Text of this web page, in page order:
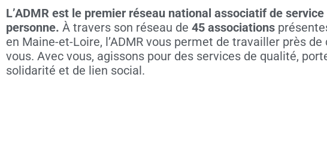
L’ADMR est le premier réseau national associatif de service
personne. À travers son réseau de 45 associations
en Maine-et-Loire, l’ADMR vous permet de travailler près de
vous. Avec vous, agissons pour des services de qualité,
solidarité et de lien social.